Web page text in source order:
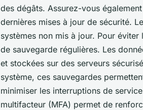
des dégâts. Assurez-vous
dernières mises à jour de sécurité.
systèmes non mis à jour. Pour éviter
de sauvegarde régulières. Les
et stockées sur des serveurs
système, ces sauvegardes
minimiser les interruptions de
multifacteur (MFA) permet de